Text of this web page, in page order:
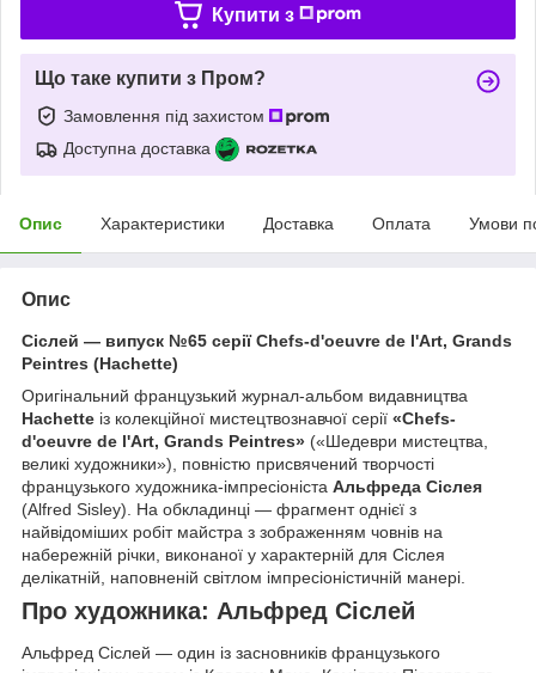
Купити з
Що таке купити з Пром?
Замовлення під захистом
Доступна доставка
Опис Характеристики Доставка Оплата Умови
Опис
Сіслей — випуск №65 серії Chefs-d'oeuvre de l'Art, Grands
Peintres (Hachette)
Оригінальний французький журнал-альбом видавництва
Hachette із колекційної мистецтвознавчої серії «Chefs-
d'oeuvre de l'Art, Grands Peintres» («Шедеври мистецтва,
великі художники»), повністю присвячений творчості
французького художника-імпресіоніста Альфреда Сіслея
(Alfred Sisley). На обкладинці — фрагмент однієї з
найвідоміших робіт майстра з зображенням човнів на
набережній річки, виконаної у характерній для Сіслея
делікатній, наповненій світлом імпресіоністичній манері.
Про художника: Альфред Сіслей
Альфред Сіслей — один із засновників французького